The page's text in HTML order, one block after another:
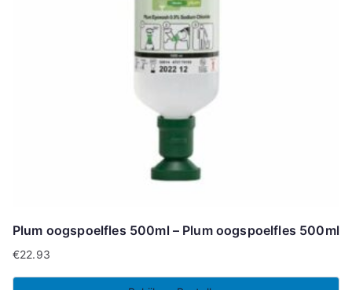
Plum oogspoelfles 500ml – Plum oogspoelfles 500ml
€22.93